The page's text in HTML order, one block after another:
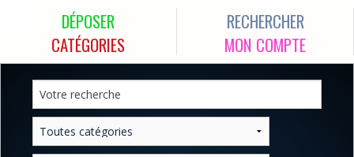
DÉPOSER
RECHERCHER
CATÉGORIES
MON COMPTE